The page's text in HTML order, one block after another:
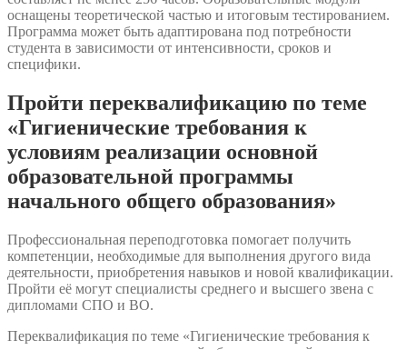
оснащены теоретической частью и итоговым тестированием.
Программа может быть адаптирована под потребности
студента в зависимости от интенсивности, сроков и
специфики.
Пройти переквалификацию по теме
«Гигиенические требования к
условиям реализации основной
образовательной программы
начального общего образования»
Профессиональная переподготовка помогает получить
компетенции, необходимые для выполнения другого вида
деятельности, приобретения навыков и новой квалификации.
Пройти её могут специалисты среднего и высшего звена с
дипломами СПО и ВО.
Переквалификация по теме «Гигиенические требования к